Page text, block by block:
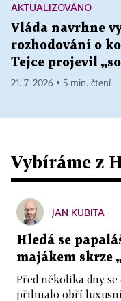
AKTUALIZOVÁNO
Vláda navrhne
rozhodování o
Tejce projevil
21. 7. 2026 ▪ 5 min. čtení
Vybíráme z
JAN KUBITA
Hledá se
majákem skrze
Před několika dny
přihnalo obří